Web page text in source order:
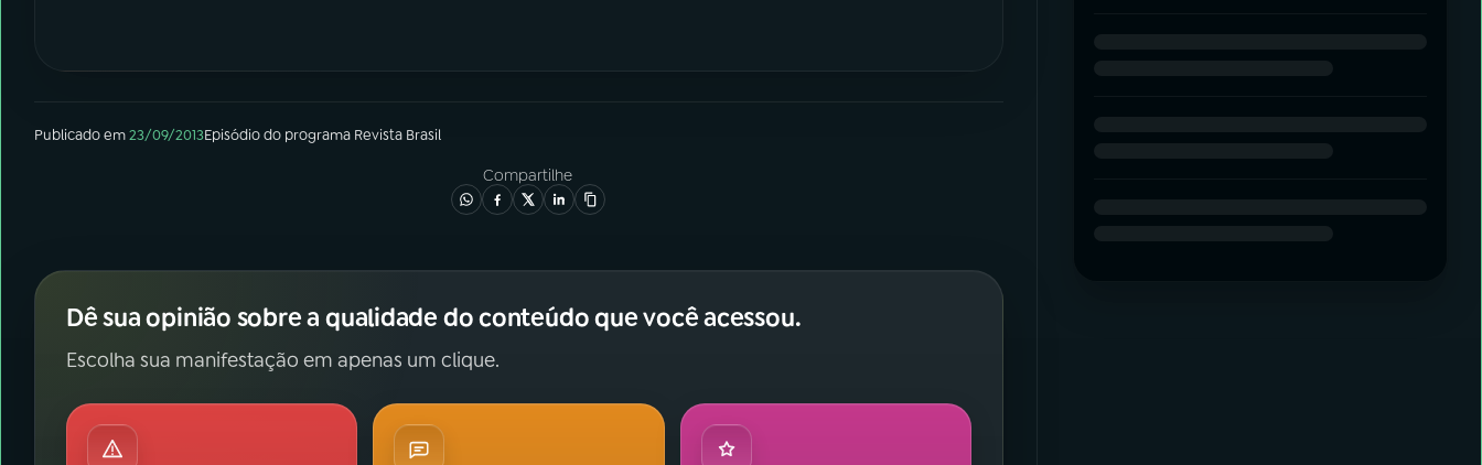
Publicado em23/09/2013Episódiodo programa Revista Brasil
Compartilhe
Dê sua opinião sobre a qualidade do conteúdo que você acessou.
Escolha sua manifestação em apenas um clique.